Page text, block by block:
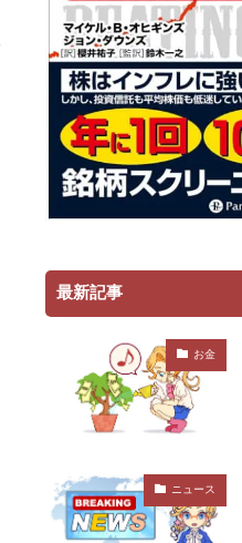
最新記事
お金
ニュース